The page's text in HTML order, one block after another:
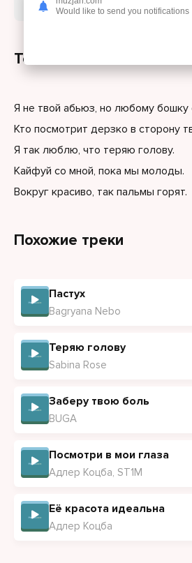
Текст песни
Я не твой абьюз, но любому бошку
Кто посмотрит дерзко в сторону
Я так люблю, что теряю голову.
Кайфуй со мной, пока мы молоды.
Вокруг красиво, так пальмы горят.
Похожие треки
Пастух
Bagryana Nebo
Теряю голову
Sabina Rose
Заберу твою боль
BUGA
Посмотри в мои глаза
Адлер Коцба, ST1M
Её красота идеальна
Адлер Коцба
Would like to send you notifications